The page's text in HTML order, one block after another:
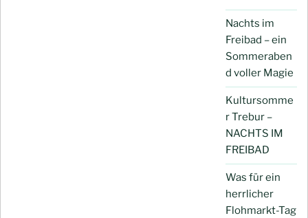
Nachts im
Freibad – ein
Sommeraben
d voller Magie
Kultursomme
r Trebur –
NACHTS IM
FREIBAD
Was für ein
herrlicher
Flohmarkt-Tag